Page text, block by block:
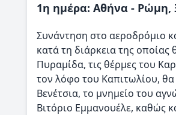
1η ημέρα: Αθήνα - Ρώμη,
Συνάντηση στο αεροδρόμιο
κατά τη διάρκεια της
Πυραμίδα, τις θέρμες του
τον λόφο του Καπιτωλίου,
Βενέτσια, το μνημείο του
Βιτόριο Εμμανουέλε, καθώς